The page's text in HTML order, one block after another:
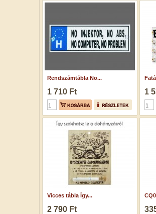
Rendszámtábla No...
1 710 Ft 1
Vicces tábla Így...
2 790 Ft